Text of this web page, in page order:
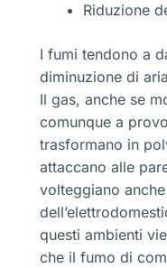
Riduzione
I fumi tendono a
diminuzione di
Il gas, anche se
comunque a
trasformano in
attaccano alle
volteggiano anche
questi ambienti
che il fumo di